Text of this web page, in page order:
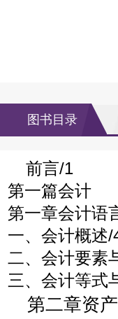
图书目录
前言/1
第一篇会计
第一章会计语
一、会计概述/
二、会计要素
三、会计等式
第二章资